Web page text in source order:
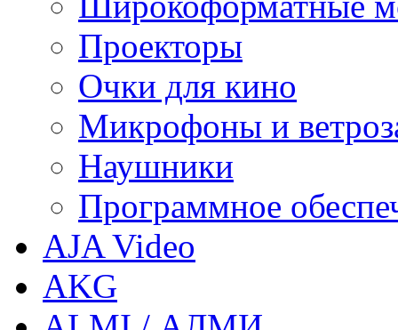
Проекторы
Очки для кино
Микрофоны и
Наушники
Программное
AJA Video
AKG